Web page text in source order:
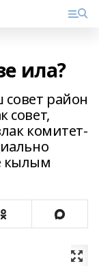
ила?
район
совет,
комитет-
кылым